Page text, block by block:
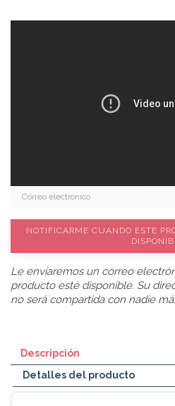
NOTIFICARME CUANDO ESTE
Le enviaremos un correo
producto esté disponible. Su
no será compartida con nadie
Descripción
Detalles del producto